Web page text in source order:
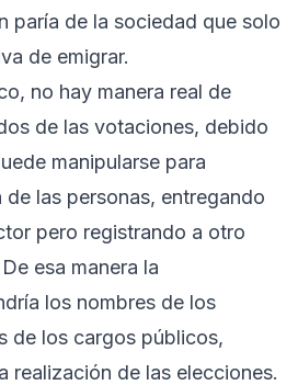
paría de la sociedad que solo
de emigrar.
no hay manera real de
de las votaciones, debido
manipularse para
las personas, entregando
pero registrando a otro
esa manera la
los nombres de los
de los cargos públicos,
realización de las elecciones.